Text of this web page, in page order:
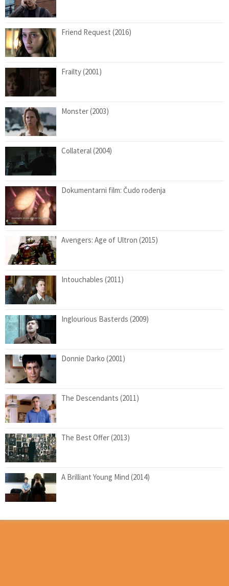
Friend Request (2016)
Frailty (2001)
Monster (2003)
Collateral (2004)
Dokumentarni film: Čudo rođenja
Avengers: Age of Ultron (2015)
Intouchables (2011)
Inglourious Basterds (2009)
Donnie Darko (2001)
The Descendants (2011)
The Best Offer (2013)
A Brilliant Young Mind (2014)